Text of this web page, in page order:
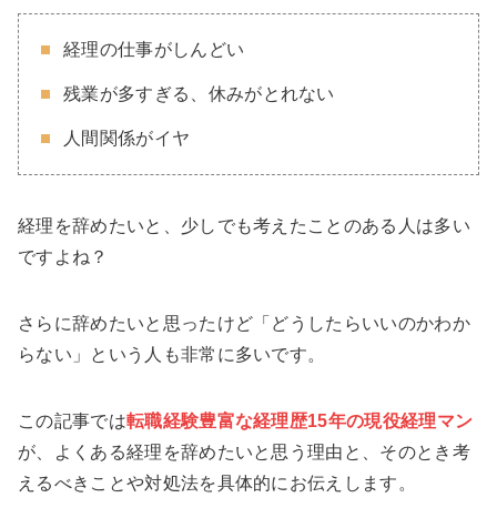
経理の仕事がしんどい
残業が多すぎる、休みがとれない
人間関係がイヤ
経理を辞めたいと、少しでも考えたことのある人は多い
ですよね？
さらに辞めたいと思ったけど「どうしたらいいのかわか
らない」という人も非常に多いです。
この記事では転職経験豊富な経理歴15年の現役経理マン
が、よくある経理を辞めたいと思う理由と、そのとき考
えるべきことや対処法を具体的にお伝えします。